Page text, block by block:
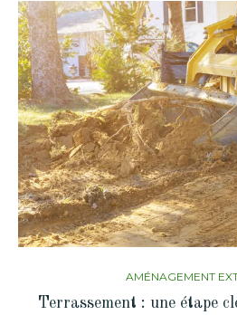
AMÉNAGEMENT
Terrassement : une étape